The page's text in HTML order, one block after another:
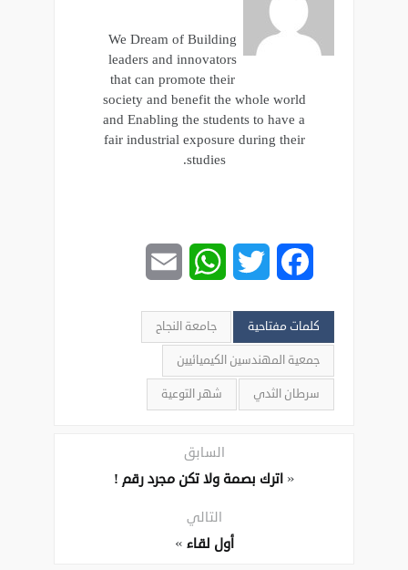
We Dream of Building
leaders and innovators
that can promote their
society and benefit the whole world
and Enabling the students to have a
fair industrial exposure during their
studies.
Facebook
Twitter
WhatsApp
كلمات مفتاحية جامعة النجاح
جمعية المهندسين الكيميائيين
سرطان الثدي شهر التوعية
السابق
«اترك بصمة ولا تكن مجرد رقم !
التالي
أول لقاء »